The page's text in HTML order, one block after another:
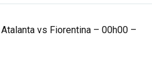
vs Fiorentina – 00h00 –